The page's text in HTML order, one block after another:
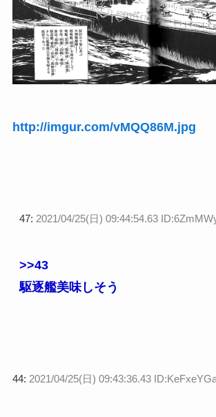
http://imgur.com/vMQQ86M.jpg
47: 2021/04/25(日) 09:44:54.63
>>43
駆逐艦美味しそう
44: 2021/04/25(日) 09:43:36.43